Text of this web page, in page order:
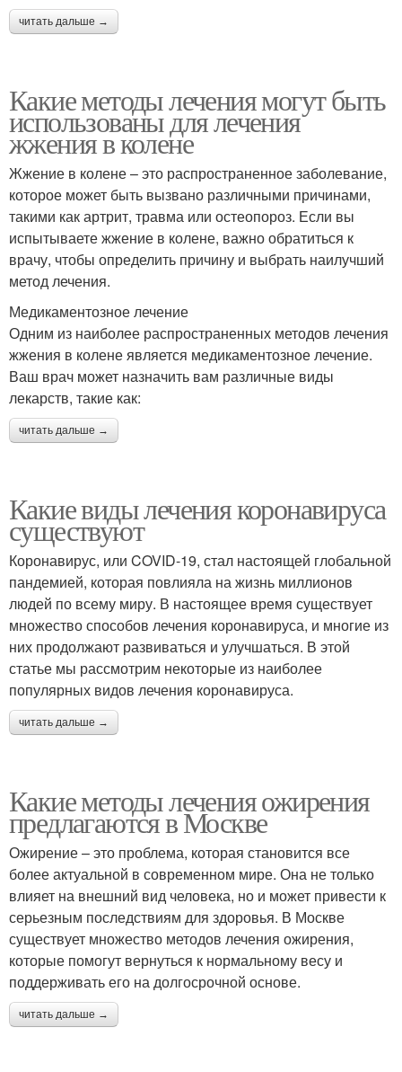
читать дальше →
Какие методы лечения могут быть
использованы для лечения
жжения в колене
Жжение в колене – это распространенное заболевание,
которое может быть вызвано различными причинами,
такими как артрит, травма или остеопороз. Если вы
испытываете жжение в колене, важно обратиться к
врачу, чтобы определить причину и выбрать наилучший
метод лечения.
Медикаментозное лечение
Одним из наиболее распространенных методов лечения
жжения в колене является медикаментозное лечение.
Ваш врач может назначить вам различные виды
лекарств, такие как:
читать дальше →
Какие виды лечения коронавируса
существуют
Коронавирус, или COVID-19, стал настоящей глобальной
пандемией, которая повлияла на жизнь миллионов
людей по всему миру. В настоящее время существует
множество способов лечения коронавируса, и многие из
них продолжают развиваться и улучшаться. В этой
статье мы рассмотрим некоторые из наиболее
популярных видов лечения коронавируса.
читать дальше →
Какие методы лечения ожирения
предлагаются в Москве
Ожирение – это проблема, которая становится все
более актуальной в современном мире. Она не только
влияет на внешний вид человека, но и может привести к
серьезным последствиям для здоровья. В Москве
существует множество методов лечения ожирения,
которые помогут вернуться к нормальному весу и
поддерживать его на долгосрочной основе.
читать дальше →